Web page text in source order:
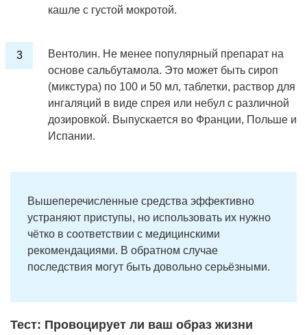
кашле с густой мокротой.
Вентолин. Не менее популярный препарат на
основе сальбутамола. Это может быть сироп
(микстура) по 100 и 50 мл, таблетки, раствор для
ингаляций в виде спрея или небул с различной
дозировкой. Выпускается во Франции, Польше и
Испании.
Вышеперечисленные средства эффективно
устраняют приступы, но использовать их нужно
чётко в соответствии с медицинскими
рекомендациями. В обратном случае
последствия могут быть довольно серьёзными.
Тест: Провоцирует ли ваш образ жизни